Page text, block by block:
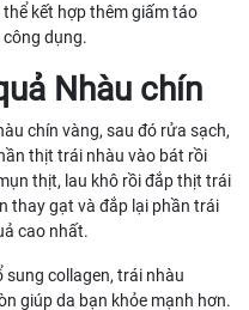
kết hợp thêm giấm táo
dụng.
Nhàu chín
chín vàng, sau đó rửa sạch,
thịt trái nhàu vào bát rồi
thịt, lau khô rồi đắp thịt trái
thay gạt và đắp lại phần trái
cao nhất.
sung collagen, trái nhàu
giúp da bạn khỏe mạnh hơn.